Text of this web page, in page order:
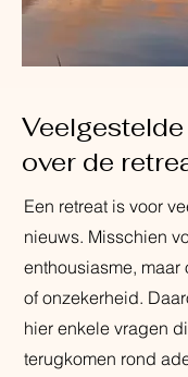
over de
Een retreat is voor
nieuws. Misschien
enthousiasme,
of onzekerheid.
hier enkele vragen
terugkomen rond